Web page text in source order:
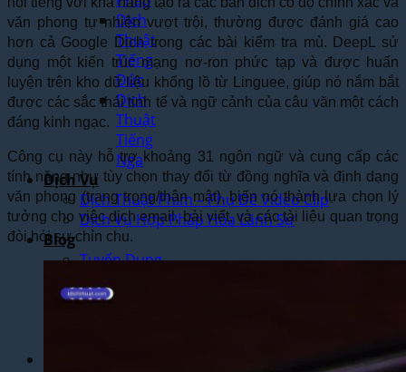
Dịch
Thuật
Tiếng
Đức
Dịch
Thuật
Tiếng
Nga
Dịch Vụ
Dịch Thuật Phim – Phụ Đề Video Clip
Dịch Vụ Hợp Pháp Hóa Lãnh Sự
Blog
Tuyển Dụng
Góc Tự Học
văn phong tự nhiên vượt trội, thường được đánh giá cao
hơn cả Google Dịch trong các bài kiểm tra mù. DeepL sử
dụng một kiến trúc mạng nơ-ron phức tạp và được huấn
luyện trên kho dữ liệu khổng lồ từ Linguee, giúp nó nắm bắt
được các sắc thái tinh tế và ngữ cảnh của câu văn một cách
đáng kinh ngạc.
Công cụ này hỗ trợ khoảng 31 ngôn ngữ và cung cấp các
tính năng như tùy chọn thay đổi từ đồng nghĩa và định dạng
văn phong (trang trọng/thân mật), biến nó thành lựa chọn lý
tưởng cho việc dịch email, bài viết, và các tài liệu quan trọng
đòi hỏi sự chỉn chu.